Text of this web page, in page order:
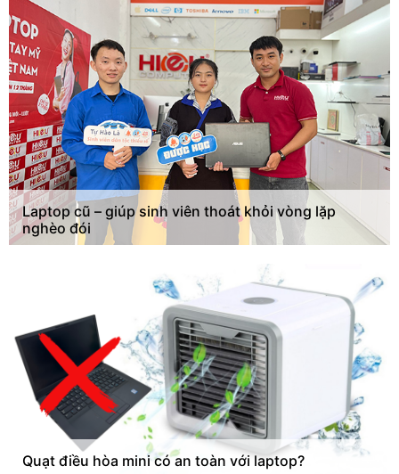
Laptop cũ – giúp sinh viên thoát khỏi vòng lặp
nghèo đói
Quạt điều hòa mini có an toàn với laptop?